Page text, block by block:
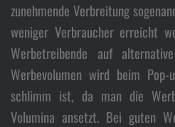
zunehmende Verbreitung
weniger Verbraucher erreicht
Werbetreibende auf
Werbevolumen wird beim
schlimm ist, da man die
Volumina ansetzt. Bei guten